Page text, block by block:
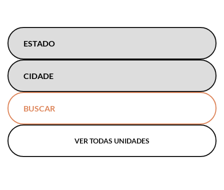
VER TODAS UNIDADES